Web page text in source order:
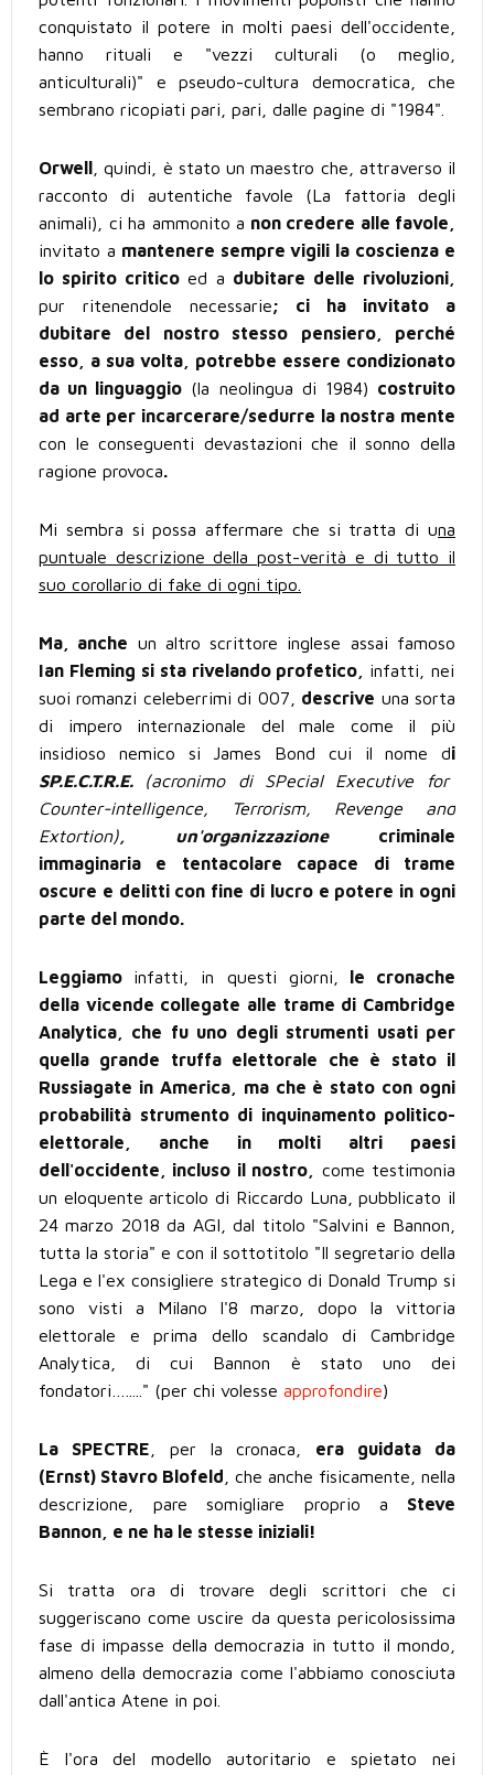
conquistato il potere in molti paesi dell'occidente,
hanno rituali e "vezzi culturali (o meglio,
anticulturali)" e pseudo-cultura democratica, che
sembrano ricopiati pari, pari, dalle pagine di "1984".
Orwell
, quindi, è stato un maestro che, attraverso il
racconto di autentiche favole (La fattoria degli
animali), ci ha ammonito a non credere alle favole,
invitato a mantenere sempre vigili la coscienza e
lo spirito critico ed a dubitare delle rivoluzioni,
pur ritenendole necessarie; ci ha invitato a
dubitare del nostro stesso pensiero, perché
esso, a sua volta, potrebbe essere condizionato
da un linguaggio (la neolingua di 1984) costruito
ad arte per incarcerare/sedurre la nostra mente
con le conseguenti devastazioni che il sonno della
ragione provoca.
Mi sembra si possa affermare che si tratta di una
puntuale descrizione della post-verità e di tutto il
suo corollario di fake di ogni tipo.
Ma, anche un altro scrittore inglese assai famoso
Ian Fleming si sta rivelando profetico, infatti, nei
suoi romanzi celeberrimi di 007, descrive una sorta
di impero internazionale del male come il più
insidioso nemico si James Bond cui il nome di
SP.E.C.T.R.E. (acronimo di SPecial Executive for
Counter-intelligence, Terrorism, Revenge and
Extortion), un'organizzazionecriminale
immaginaria e tentacolare capace di trame
oscure e delitti con fine di lucro e potere in ogni
parte del mondo.
Leggiamo infatti, in questi giorni,
le cronache
della vicende collegate alle trame di Cambridge
Analytica, che fu uno degli strumenti usati per
quella grande truffa elettorale che è stato il
Russiagate in America, ma che è stato con ogni
probabilità strumento di inquinamento politico-
elettorale, anche in molti altri paesi
dell'occidente, incluso il nostro,
come testimonia
un eloquente articolo di Riccardo Luna, pubblicato il
24 marzo 2018 da AGI, dal titolo "Salvini e Bannon,
tutta la storia" e con il sottotitolo "Il segretario della
Lega e l'ex consigliere strategico di Donald Trump si
sono visti a Milano l'8 marzo, dopo la vittoria
elettorale e prima dello scandalo di Cambridge
Analytica, di cui Bannon è stato uno dei
fondatori…....." (per chi volesse approfondire)
La SPECTRE , per la cronaca, era guidata da
(Ernst) Stavro Blofeld , che anche fisicamente, nella
descrizione, pare somigliare proprio a Steve
Bannon, e ne ha le stesse iniziali!
Si tratta ora di trovare degli scrittori che ci
suggeriscano come uscire da questa pericolosissima
fase di impasse della democrazia in tutto il mondo,
almeno della democrazia come l'abbiamo conosciuta
dall'antica Atene in poi.
È l'ora del modello autoritario e spietato nei